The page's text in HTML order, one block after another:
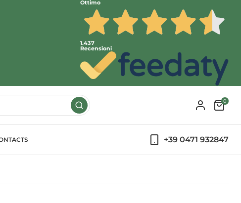
Ottimo
1.437
Recensioni
0
+39 0471 932847